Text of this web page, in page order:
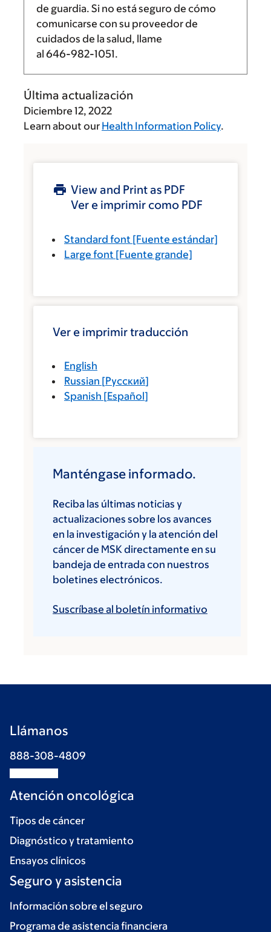
de guardia. Si no está seguro de cómo
comunicarse con su proveedor de
cuidados de la salud, llame
al 646-982-1051.
Última actualización
Diciembre 12, 2022
Learn about our Health Information Policy.
View and Print as PDF
Ver e imprimir como PDF
Standard font [Fuente estándar]
Large font [Fuente grande]
Ver e imprimir traducción
English
Russian [Русский]
Spanish [Español]
Manténgase informado.
Reciba las últimas noticias y
actualizaciones sobre los avances
en la investigación y la atención del
cáncer de MSK directamente en su
bandeja de entrada con nuestros
boletines electrónicos.
Suscríbase al boletín informativo
Llámanos
888-308-4809
Atención oncológica
Tipos de cáncer
Diagnóstico y tratamiento
Ensayos clínicos
Seguro y asistencia
Información sobre el seguro
Programa de asistencia financiera